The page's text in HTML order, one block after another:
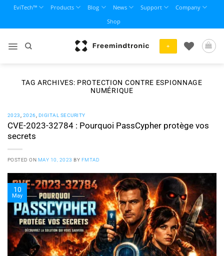
content
EviTech™ Products Blog News Support
Company
Shop
+
TAG ARCHIVES: PROTECTION CONTRE ESPIONNAGE
NUMÉRIQUE
2023 2026 DIGITAL SECURITY
CVE-2023-32784 : Pourquoi PassCypher protège vos
secrets
POSTED ON MAY 10, 2023 BY FMTAD
10
May